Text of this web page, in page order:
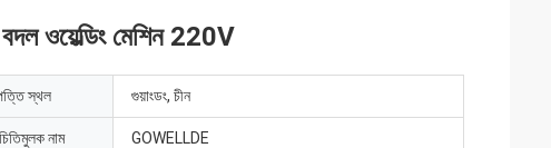
ওয়েল্ডিং মেশিন 220V
স্থল গুয়াংডং, চীন
নাম GOWELLDE